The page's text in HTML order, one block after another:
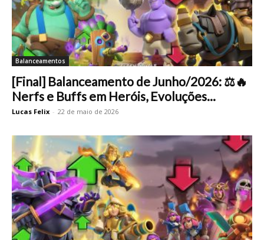
Balanceamentos
[Final] Balanceamento de Junho/2026: ⚖️🔥
Nerfs e Buffs em Heróis, Evoluções...
Lucas Felix - 22 de maio de 2026